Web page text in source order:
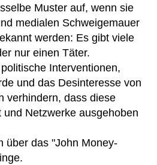
Muster auf, wenn sie
medialen Schweigemauer
werden: Es gibt viele
nur einen Täter.
Interventionen,
und das Desinteresse von
verhindern, dass diese
Netzwerke ausgehoben
über das "John Money-